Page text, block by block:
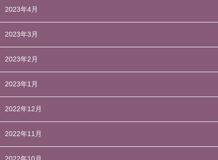
2023年4月
2023年3月
2023年2月
2023年1月
2022年12月
2022年11月